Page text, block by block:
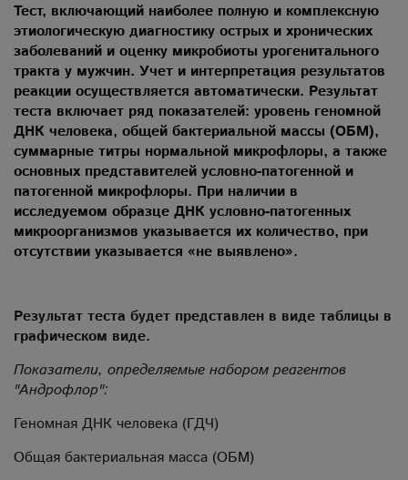
Тест, включающий наиболее полную и комплексную
этиологическую диагностику острых и хронических
заболеваний и оценку микробиоты урогенитального
тракта у мужчин. Учет и интерпретация результатов
реакции осуществляется автоматически. Результат
теста включает ряд показателей: уровень геномной
ДНК человека, общей бактериальной массы (ОБМ),
суммарные титры нормальной микрофлоры, а также
основных представителей условно-патогенной и
патогенной микрофлоры. При наличии в
исследуемом образце ДНК условно-патогенных
микроорганизмов указывается их количество, при
отсутствии указывается «не выявлено».
Результат теста будет представлен в виде таблицы в
графическом виде.
Показатели, определяемые набором реагентов
"Андрофлор":
Геномная ДНК человека (ГДЧ)
Общая бактериальная масса (ОБМ)